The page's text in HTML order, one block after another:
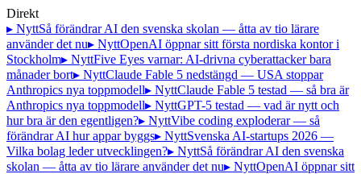
Direkt
▸ NyttSå förändrar AI den svenska skolan — åtta av tio lärare
använder det nu▸ NyttOpenAI öppnar sitt första nordiska kontor i
Stockholm▸ NyttFive Eyes varnar: AI-drivna cyberattacker bara
månader bort▸ NyttClaude Fable 5 nedstängd — USA stoppar
Anthropics nya toppmodell▸ NyttClaude Fable 5 testad — så bra är
Anthropics nya toppmodell▸ NyttGPT-5 testad — vad är nytt och
hur bra är den egentligen?▸ NyttVibe coding exploderar — så
förändrar AI hur appar byggs▸ NyttSvenska AI-startups 2026 —
Vilka bolag leder utvecklingen?▸ NyttSå förändrar AI den svenska
skolan — åtta av tio lärare använder det nu▸ NyttOpenAI öppnar sitt